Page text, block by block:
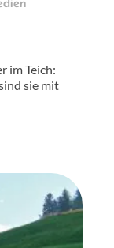
im Teich:
sie mit